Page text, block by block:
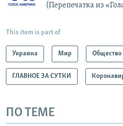
(Перепечатка из
This item is part of
Украина Мир Общество
ГЛАВНОЕ ЗА СУТКИ
ПО ТЕМЕ